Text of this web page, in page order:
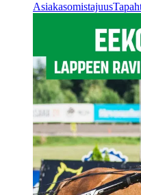
Asiakasomistajuus